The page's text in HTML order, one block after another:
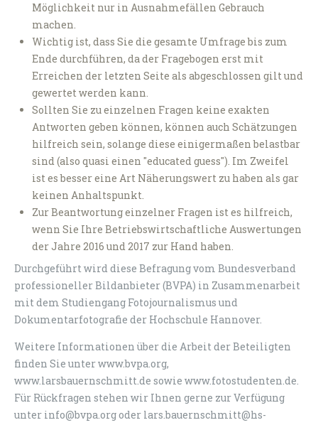
Möglichkeit nur in Ausnahmefällen Gebrauch
machen.
Wichtig ist, dass Sie die gesamte Umfrage bis zum
Ende durchführen, da der Fragebogen erst mit
Erreichen der letzten Seite als abgeschlossen gilt und
gewertet werden kann.
Sollten Sie zu einzelnen Fragen keine exakten
Antworten geben können, können auch Schätzungen
hilfreich sein, solange diese einigermaßen belastbar
sind (also quasi einen "educated guess"). Im Zweifel
ist es besser eine Art Näherungswert zu haben als gar
keinen Anhaltspunkt.
Zur Beantwortung einzelner Fragen ist es hilfreich,
wenn Sie Ihre Betriebswirtschaftliche Auswertungen
der Jahre 2016 und 2017 zur Hand haben.
Durchgeführt wird diese Befragung vom Bundesverband
professioneller Bildanbieter (BVPA) in Zusammenarbeit
mit dem Studiengang Fotojournalismus und
Dokumentarfotografie der Hochschule Hannover.
Weitere Informationen über die Arbeit der Beteiligten
finden Sie unter www.bvpa.org,
www.larsbauernschmitt.de sowie www.fotostudenten.de.
Für Rückfragen stehen wir Ihnen gerne zur Verfügung
unter info@bvpa.org oder lars.bauernschmitt@hs-